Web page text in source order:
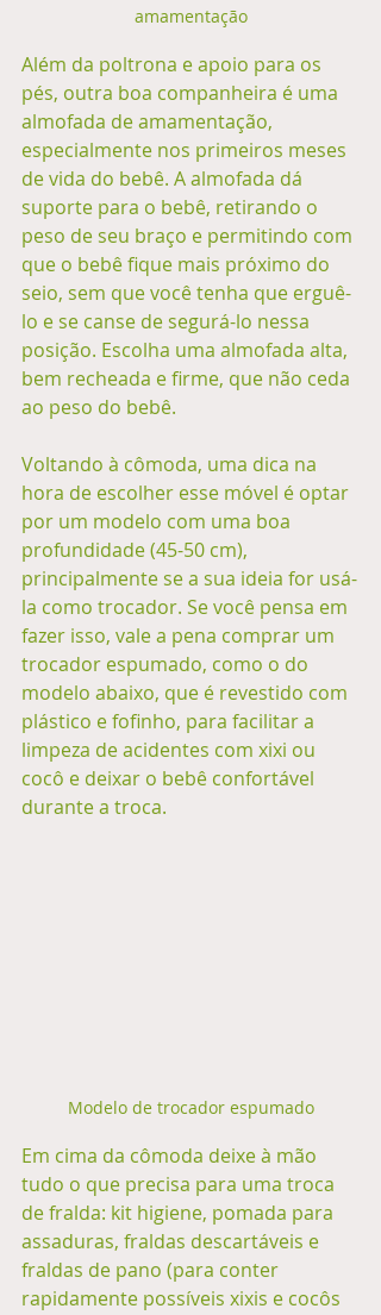
amamentação
Além da poltrona e apoio para os
pés, outra boa companheira é uma
almofada de amamentação,
especialmente nos primeiros meses
de vida do bebê. A almofada dá
suporte para o bebê, retirando o
peso de seu braço e permitindo com
que o bebê fique mais próximo do
seio, sem que você tenha que erguê-
lo e se canse de segurá-lo nessa
posição. Escolha uma almofada alta,
bem recheada e firme, que não ceda
ao peso do bebê.
Voltando à cômoda, uma dica na
hora de escolher esse móvel é optar
por um modelo com uma boa
profundidade (45-50 cm),
principalmente se a sua ideia for usá-
la como trocador. Se você pensa em
fazer isso, vale a pena comprar um
trocador espumado, como o do
modelo abaixo, que é revestido com
plástico e fofinho, para facilitar a
limpeza de acidentes com xixi ou
cocô e deixar o bebê confortável
durante a troca.
Modelo de trocador espumado
Em cima da cômoda deixe à mão
tudo o que precisa para uma troca
de fralda: kit higiene, pomada para
assaduras, fraldas descartáveis e
fraldas de pano (para conter
rapidamente possíveis xixis e cocôs